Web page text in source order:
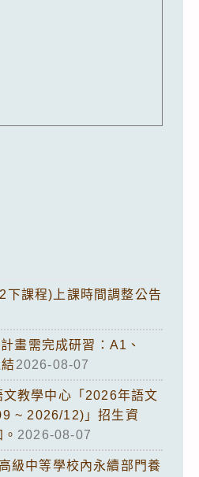
下課程)上課時間調整公告
畫需完成研習：A1、
2026-08-07
文教學中心「2026年語文
~ 2026/12)」招生資
2026-08-07
級中等學校內永續部門養